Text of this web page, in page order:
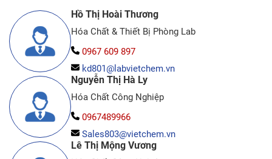
Hồ Thị Hoài Thương
Hóa Chất & Thiết Bị Phòng Lab
0967 609 897
kd801@labvietchem.vn
Nguyễn Thị Hà Ly
Hóa Chất Công Nghiệp
0967489966
Sales803@vietchem.vn
Lê Thị Mộng Vương